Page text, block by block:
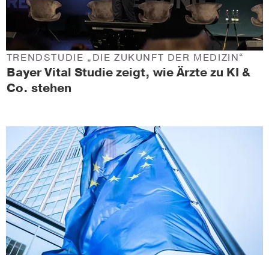
Bayer Vital Studie zeigt, wie Ärzte zu KI &
Co. stehen
TRENDSTUDIE „DIE ZUKUNFT DER MEDIZIN“